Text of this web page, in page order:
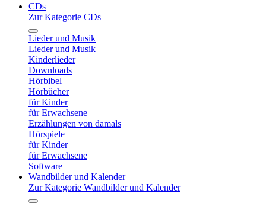
CDs
Zur Kategorie CDs
Lieder und Musik
Lieder und Musik
Kinderlieder
Downloads
Hörbibel
Hörbücher
für Kinder
für Erwachsene
Erzählungen von damals
Hörspiele
für Kinder
für Erwachsene
Software
Wandbilder und Kalender
Zur Kategorie Wandbilder und Kalender